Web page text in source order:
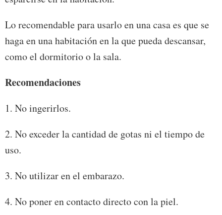
Lo recomendable para usarlo en una casa es que se
haga en una habitación en la que pueda descansar,
como el dormitorio o la sala.
Recomendaciones
1. No ingerirlos.
2. No exceder la cantidad de gotas ni el tiempo de
uso.
3. No utilizar en el embarazo.
4. No poner en contacto directo con la piel.